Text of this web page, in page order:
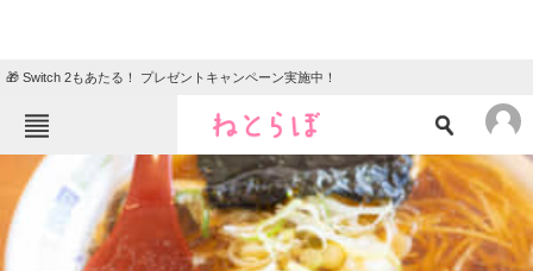
🎁 Switch 2もあたる！ プレゼントキャンペーン実施中！
ねとらぼメニュー
TOP ニュース
クイズ